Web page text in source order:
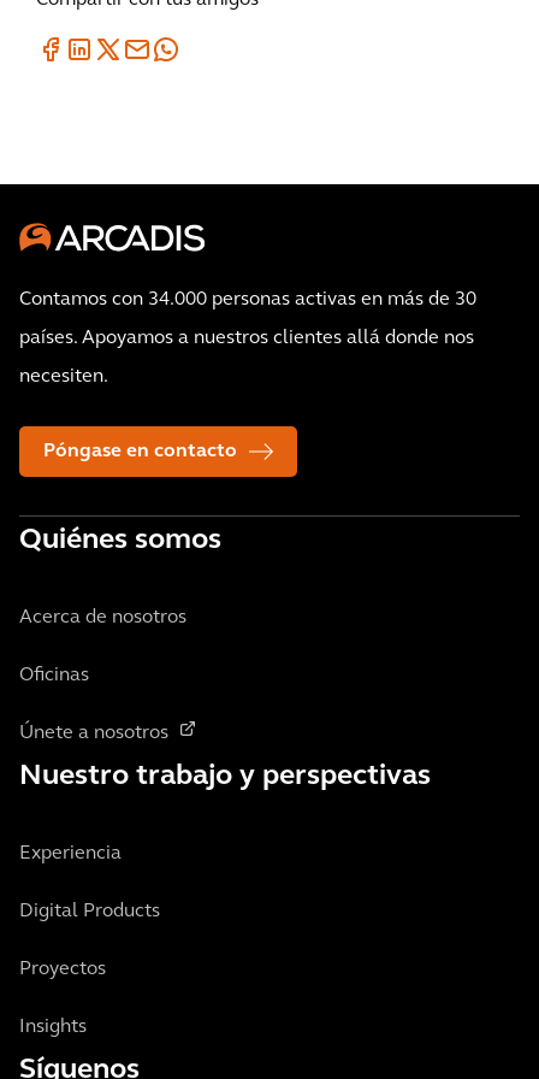
Contamos con 34.000 personas activas en más de 30
países. Apoyamos a nuestros clientes allá donde nos
necesiten.
Póngase en contacto
Quiénes somos
Acerca de nosotros
Oficinas
Únete a nosotros
Nuestro trabajo y perspectivas
Experiencia
Digital Products
Proyectos
Insights
Síguenos